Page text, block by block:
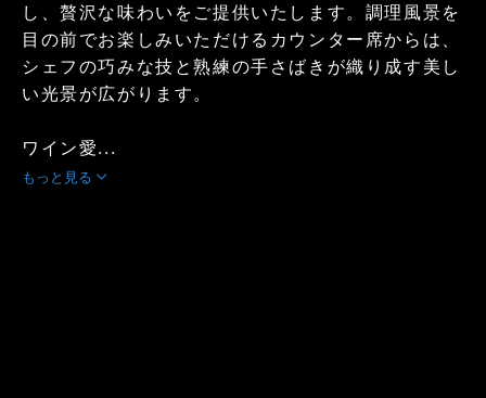
し、贅沢な味わいをご提供いたします。調理風景を
目の前でお楽しみいただけるカウンター席からは、
シェフの巧みな技と熟練の手さばきが織り成す美し
い光景が広がります。
ワイン愛...
もっと見る